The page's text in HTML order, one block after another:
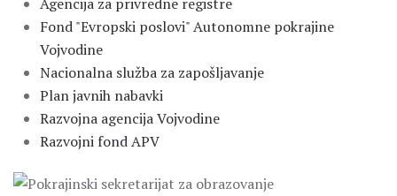
Fond "Evropski poslovi" Autonomne pokrajine
Vojvodine
Nacionalna služba za zapošljavanje
Plan javnih nabavki
Razvojna agencija Vojvodine
Razvojni fond APV